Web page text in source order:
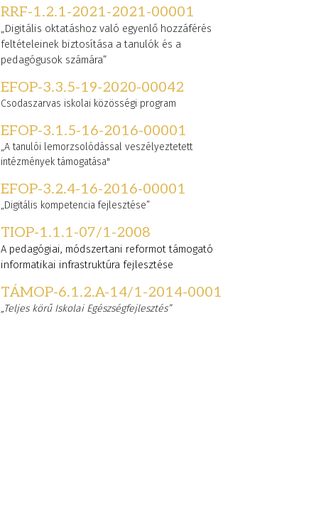
RRF-1.2.1-2021-2021-00001
„Digitális oktatáshoz való egyenlő hozzáférés
feltételeinek biztosítása a tanulók és a
pedagógusok számára”
EFOP-3.3.5-19-2020-00042
Csodaszarvas iskolai közösségi program
EFOP-3.1.5-16-2016-00001
„A tanulói lemorzsolódással veszélyeztetett
intézmények támogatása"
EFOP-3.2.4-16-2016-00001
„Digitális kompetencia fejlesztése”
TIOP-1.1.1-07/1-2008
A pedagógiai, módszertani reformot támogató
informatikai infrastruktúra fejlesztése
TÁMOP-6.1.2.A-14/1-2014-0001
„Teljes körű Iskolai Egészségfejlesztés”